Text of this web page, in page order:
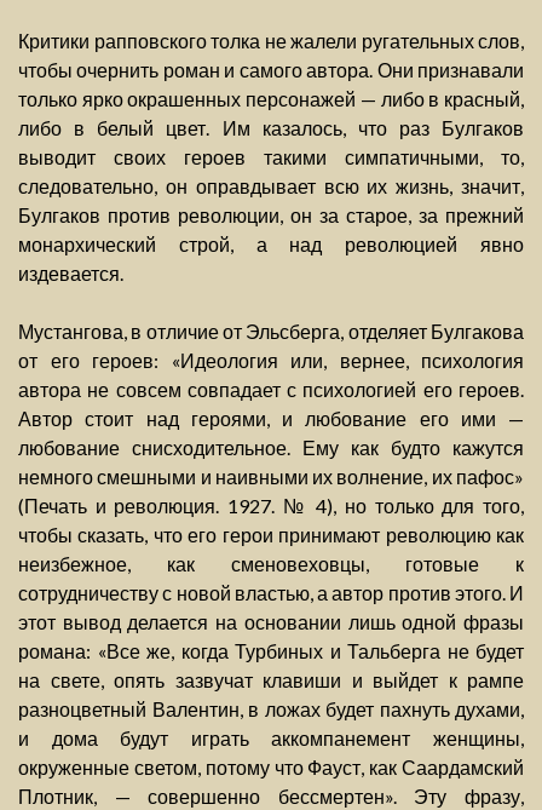
Критики рапповского толка не жалели ругательных слов,
чтобы очернить роман и самого автора. Они признавали
только ярко окрашенных персонажей — либо в красный,
либо в белый цвет. Им казалось, что раз Булгаков
выводит своих героев такими симпатичными, то,
следовательно, он оправдывает всю их жизнь, значит,
Булгаков против революции, он за старое, за прежний
монархический строй, а над революцией явно
издевается.
Мустангова, в отличие от Эльсберга, отделяет Булгакова
от его героев: «Идеология или, вернее, психология
автора не совсем совпадает с психологией его героев.
Автор стоит над героями, и любование его ими —
любование снисходительное. Ему как будто кажутся
немного смешными и наивными их волнение, их пафос»
(Печать и революция. 1927. № 4), но только для того,
чтобы сказать, что его герои принимают революцию как
неизбежное, как сменовеховцы, готовые к
сотрудничеству с новой властью, а автор против этого. И
этот вывод делается на основании лишь одной фразы
романа: «Все же, когда Турбиных и Тальберга не будет
на свете, опять зазвучат клавиши и выйдет к рампе
разноцветный Валентин, в ложах будет пахнуть духами,
и дома будут играть аккомпанемент женщины,
окруженные светом, потому что Фауст, как Саардамский
Плотник, — совершенно бессмертен». Эту фразу,